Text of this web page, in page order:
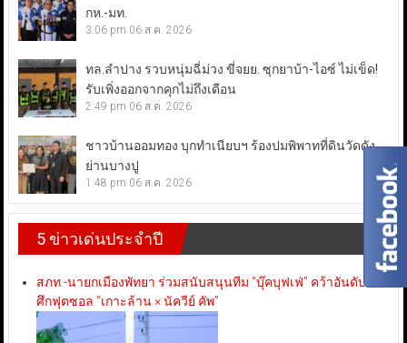
กห.-มท.
3:06 pm 06 ส.ค. 2026
ทล.ลำปาง รวบหนุ่มฉี่ม่วง ขี่จยย. ซุกยาบ้า-ไอซ์ ไม่เข็ด!
รับเพิ่งออกจากคุกไม่ถึงเดือน
2:49 pm 06 ส.ค. 2026
ชาวบ้านออมทอง บุกทำเนียบฯ ร้องปมพิพาทที่ดินวัดดัง
ย่านบางปู
1:48 pm 06 ส.ค. 2026
5 ข่าวเด่นประจำปี
สภท.-นายกเมืองพัทยา ร่วมสนับสนุนทีม “บุ๊คบุฟเฟ่” คว้าอันดับ 3
ศึกฟุตซอล “เกาะล้าน × นัควีย์ คัพ”